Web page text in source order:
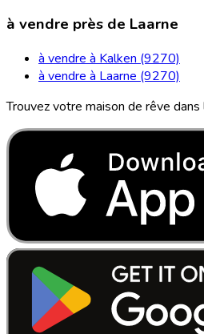
à vendre près de Laarne
à vendre à Kalken (9270)
à vendre à Laarne (9270)
Trouvez votre maison de rêve